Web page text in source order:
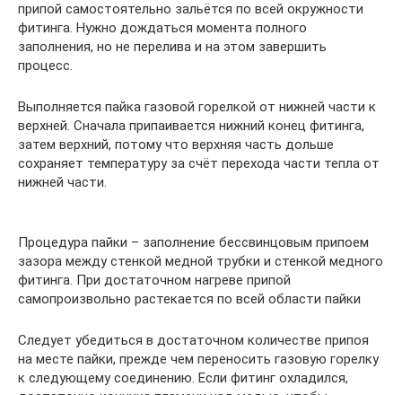
припой самостоятельно зальётся по всей окружности
фитинга. Нужно дождаться момента полного
заполнения, но не перелива и на этом завершить
процесс.
Выполняется пайка газовой горелкой от нижней части к
верхней. Сначала припаивается нижний конец фитинга,
затем верхний, потому что верхняя часть дольше
сохраняет температуру за счёт перехода части тепла от
нижней части.
Процедура пайки – заполнение бессвинцовым припоем
зазора между стенкой медной трубки и стенкой медного
фитинга. При достаточном нагреве припой
самопроизвольно растекается по всей области пайки
Следует убедиться в достаточном количестве припоя
на месте пайки, прежде чем переносить газовую горелку
к следующему соединению. Если фитинг охладился,